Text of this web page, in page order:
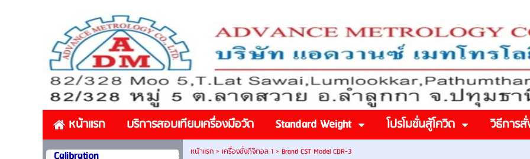
หน้าแรก บริการสอบเทียบเครื่องมือวัด Standard Weight โปรโมชั่นสู้โควิด วิธีการ
หน้าแรก> เครื่องชั่งดิจิตอล 1> Brand CST Model CDR-3